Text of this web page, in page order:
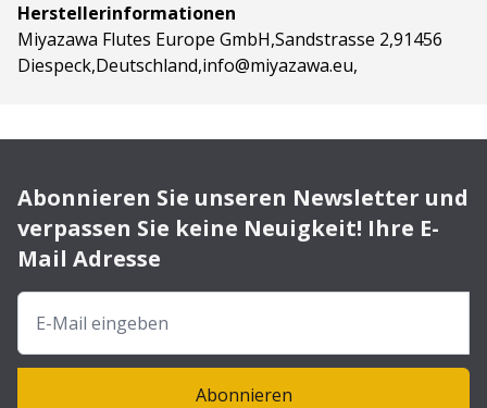
Herstellerinformationen
Miyazawa Flutes Europe GmbH,Sandstrasse 2,91456
Diespeck,Deutschland,info@miyazawa.eu,
Abonnieren Sie unseren Newsletter und
verpassen Sie keine Neuigkeit! Ihre E-
Mail Adresse
Abonnieren